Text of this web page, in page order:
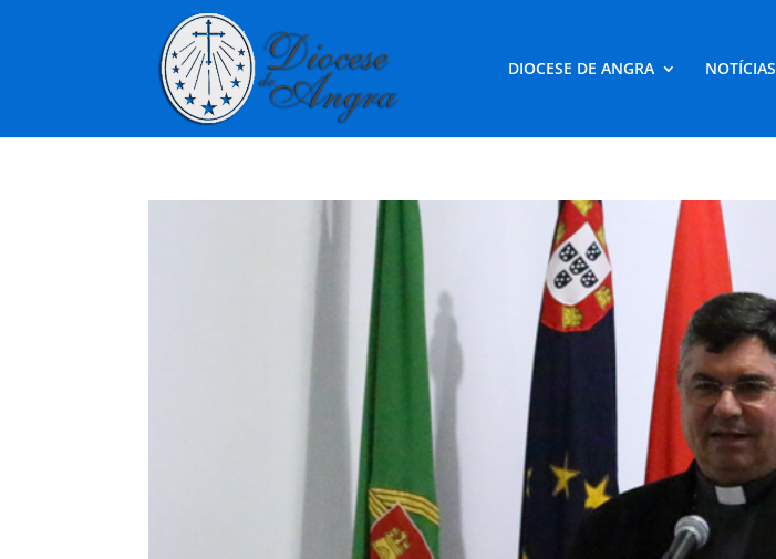
DIOCESE DE ANGRA NOTÍCIAS